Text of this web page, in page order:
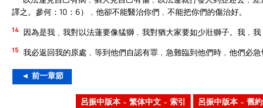
譯之。參何：10：6）﹐他卻不能醫治你們﹐不能把你們的傷治好。
14 因為是我﹑我對以法蓮要像猛獅﹐我對猶大家要如少壯獅子。我﹐
15 我必返回我的原處﹐等到他們自認有罪﹐急難臨到他們時﹐他們必急
◄ 前一章節
呂振中版本 – 繁体中文 – 索引 呂振中版本 – 舊